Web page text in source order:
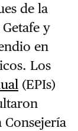
de la
y
en
Los
(EPIs)